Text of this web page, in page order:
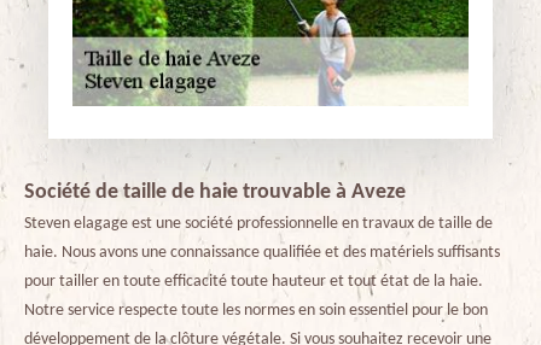
Société de taille de haie trouvable à Aveze
Steven elagage est une société professionnelle en travaux de taille de
haie. Nous avons une connaissance qualifiée et des matériels suffisants
pour tailler en toute efficacité toute hauteur et tout état de la haie.
Notre service respecte toute les normes en soin essentiel pour le bon
développement de la clôture végétale. Si vous souhaitez recevoir une